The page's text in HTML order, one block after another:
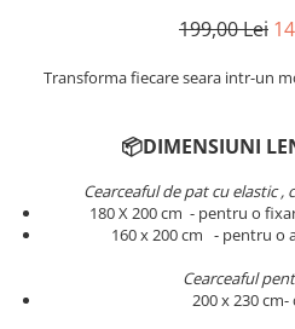
Lenjerii De Pat Jacquard
Lenjerii De Pat Catifea
Set Lenjerie De Pat Blana
Artificiala De Iepure, 6 Piese, 2
Persoane
Set Lenjerie Pat Blanita Iepure, 6
Piese, Cu Pilota Inclusa
Lenjerii De Pat Premium
199,00 Lei
Transforma fiecare seara intr-un
📦DIMENSIUNI
Cearceaful de pat cu elastic ,
180 X 200 cm - pentru o
​​​​160 x 200 cm - pentru o
Cearceaful
200 x 230